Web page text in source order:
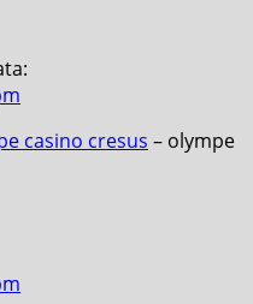
casino cresus – olympe